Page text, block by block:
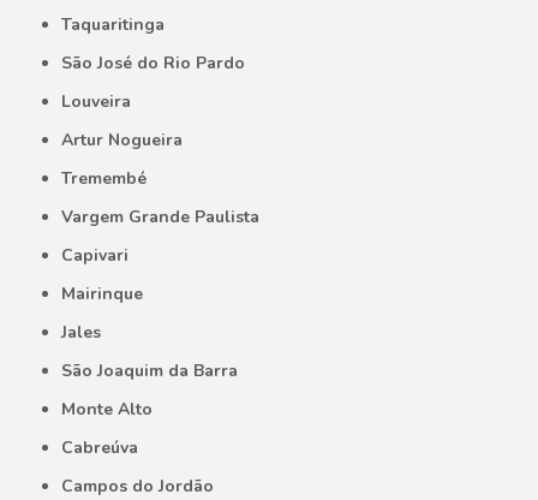
Taquaritinga
São José do Rio Pardo
Louveira
Artur Nogueira
Tremembé
Vargem Grande Paulista
Capivari
Mairinque
Jales
São Joaquim da Barra
Monte Alto
Cabreúva
Campos do Jordão